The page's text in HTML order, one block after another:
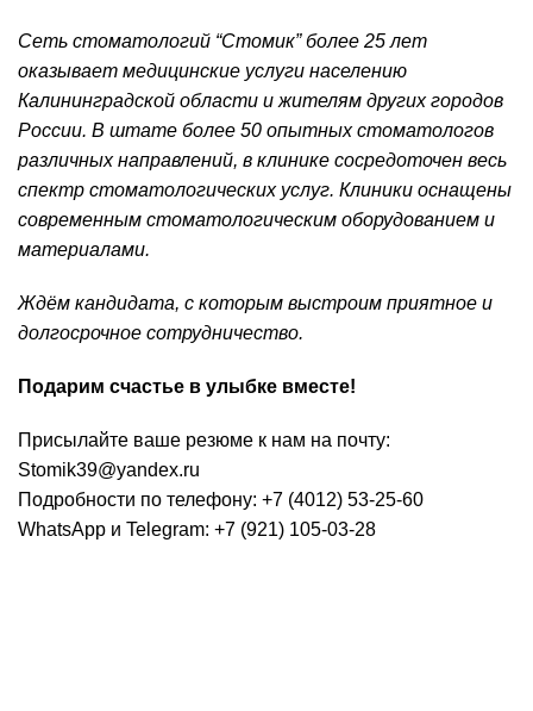
Сеть стоматологий “Стомик” более 25 лет
оказывает медицинские услуги населению
Калининградской области и жителям других городов
России. В штате более 50 опытных стоматологов
различных направлений, в клинике сосредоточен весь
спектр стоматологических услуг. Клиники оснащены
современным стоматологическим оборудованием и
материалами.
Ждём кандидата, с которым выстроим приятное и
долгосрочное сотрудничество.
Подарим счастье в улыбке вместе!
Присылайте ваше резюме к нам на почту:
Stomik39@yandex.ru
Подробности по телефону: +7 (4012) 53-25-60
WhatsApp и Telegram: +7 (921) 105-03-28